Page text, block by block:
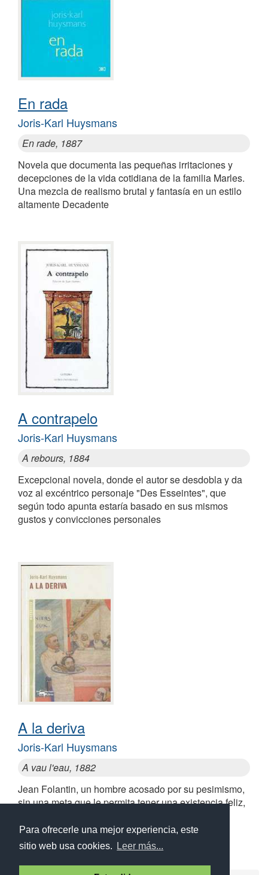
Para ofrecerle una mejor experiencia, este
sitio web usa cookies.
Leer más...
En rada
Joris-Karl Huysmans
En rade, 1887
Novela que documenta las pequeñas irritaciones y
decepciones de la vida cotidiana de la familia Marles.
Una mezcla de realismo brutal y fantasía en un estilo
altamente Decadente
A contrapelo
Joris-Karl Huysmans
A rebours, 1884
Excepcional novela, donde el autor se desdobla y da
voz al excéntrico personaje "Des Esseintes", que
según todo apunta estaría basado en sus mismos
gustos y convicciones personales
A la deriva
Joris-Karl Huysmans
A vau l'eau, 1882
Jean Folantin, un hombre acosado por su pesimismo,
sin una meta que le permita tener una existencia feliz,
solitario, acomplejado